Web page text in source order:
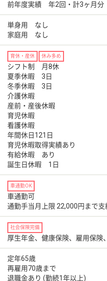
前年度実績 年2回・計3ヶ月分
単身用 なし
家庭用 なし
育休・産休 休み多め
シフト制 月8休
夏季休暇 3日
冬季休暇 3日
介護休暇
産前・産後休暇
育児休暇
看護休暇
年間休日121日
育児休暇取得実績あり
有給休暇 あり
誕生日休暇 1日
車通勤OK
車通勤可
通勤手当月上限 22,000円まで支
社会保険完備
厚生年金、健康保険、雇用保険
定年65歳
再雇用70歳まで
退職金あり (勤続1年以上)